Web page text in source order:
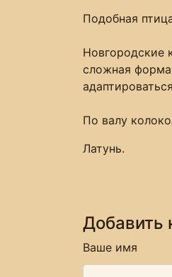
Подобная
Новгородские
сложная форма
По валу
Латунь.
Добавить
Ваше имя